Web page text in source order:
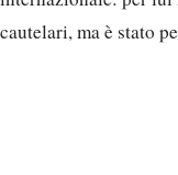
cautelari, ma è stato